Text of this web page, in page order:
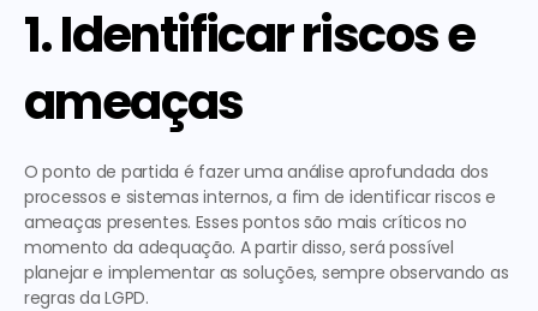
1. Identificar riscos e
ameaças
O ponto de partida é fazer uma análise aprofundada dos
processos e sistemas internos, a fim de identificar riscos e
ameaças presentes. Esses pontos são mais críticos no
momento da adequação. A partir disso, será possível
planejar e implementar as soluções, sempre observando as
regras da LGPD.